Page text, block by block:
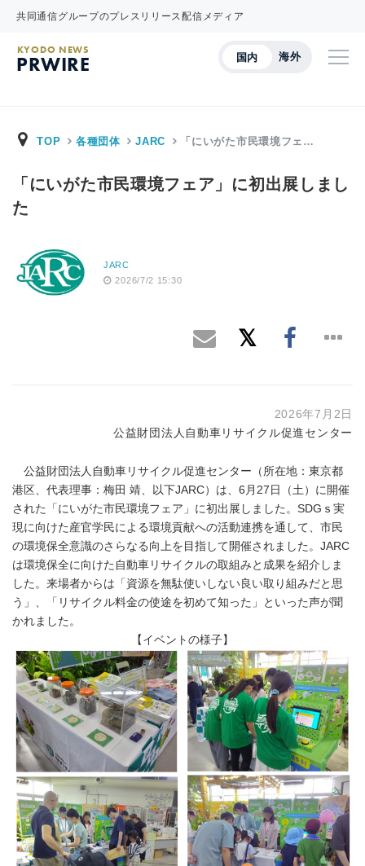
共同通信グループのプレスリリース配信メディア
国内 海外
KYODO NEWS
PRWIRE
TOP 各種団体 JARC 「にいがた市民環境フェ…
「にいがた市民環境フェア」に初出展しまし
た
JARC
2026/7/2 15:30
2026年7月2日
公益財団法人自動車リサイクル促進センター
公益財団法人自動車リサイクル促進センター（所在地：東京都
港区、代表理事：梅田 靖、以下JARC）は、6月27日（土）に開催
された「にいがた市民環境フェア」に初出展しました。SDGｓ実
現に向けた産官学民による環境貢献への活動連携を通して、市民
の環境保全意識のさらなる向上を目指して開催されました。JARC
は環境保全に向けた自動車リサイクルの取組みと成果を紹介しま
した。来場者からは「資源を無駄使いしない良い取り組みだと思
う」、「リサイクル料金の使途を初めて知った」といった声が聞
かれました。
【イベントの様子】